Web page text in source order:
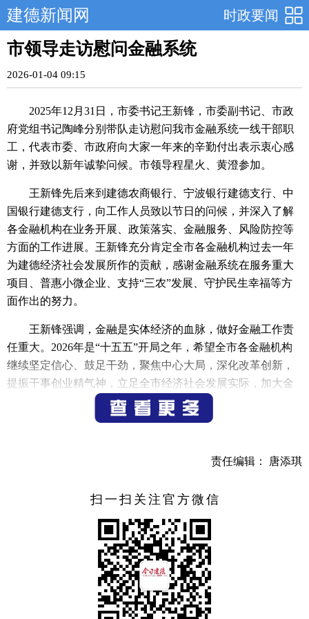
时政要闻
建德新闻网
市领导走访慰问金融系统
2026-01-04 09:15
2025年12月31日，市委书记王新锋，市委副书记、市政
府党组书记陶峰分别带队走访慰问我市金融系统一线干部职
工，代表市委、市政府向大家一年来的辛勤付出表示衷心感
谢，并致以新年诚挚问候。市领导程星火、黄澄参加。
王新锋先后来到建德农商银行、宁波银行建德支行、中
国银行建德支行，向工作人员致以节日的问候，并深入了解
各金融机构在业务开展、政策落实、金融服务、风险防控等
方面的工作进展。王新锋充分肯定全市各金融机构过去一年
为建德经济社会发展所作的贡献，感谢金融系统在服务重大
项目、普惠小微企业、支持“三农”发展、守护民生幸福等方
面作出的努力。
王新锋强调，金融是实体经济的血脉，做好金融工作责
任重大。2026年是“十五五”开局之年，希望全市各金融机构
继续坚定信心、鼓足干劲，聚焦中心大局，深化改革创新，
提振干事创业精气神，立足全市经济社会发展实际，加大金
融产品和服务的创新力度，健全金融风险防范化解体系，发
挥好金融支撑实体经济作用，强化在产业转型、科技创
业、重点项目、重点领域提供更优质、更精准的服务保障，
城、文旅共富样本”提供坚实金融支撑。市委、市政府将搭建
更加高效的政银企合作平台，助力地方经济与金融业发展融
合共生、双向赋能、共同成长。
陶峰先后赴建设银行建德支行、工商银行建德支行、农
业银行建德支行等金融机构走访慰问，向金融系统职工致以
节日问候和祝福。每到一处，陶峰都与金融机构负责人深入
交流，了解金融机构2025年度经营业务情况和2026年发展规
责任编辑： 唐添琪
扫一扫关注官方微信